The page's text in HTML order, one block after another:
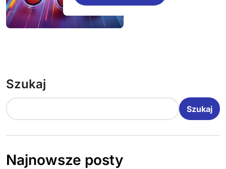
Szukaj
Szukaj
Najnowsze posty